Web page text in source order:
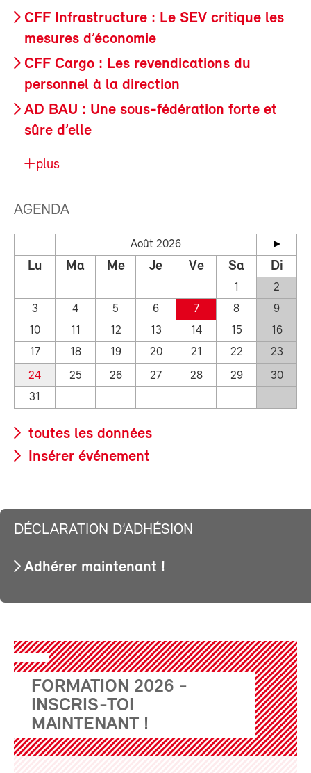
CFF Infrastructure : Le SEV critique les
mesures d’économie
CFF Cargo : Les revendications du
personnel à la direction
AD BAU : Une sous-fédération forte et
sûre d’elle
plus
AGENDA
Août 2026
Lu Ma Me Je Ve Sa Di
1
2
3
4 5 6 7 8
9
10
11 12 13 14 15
16
17
18 19 20 21 22
23
24
25 26 27 28 29
30
31
toutes les données
Insérer événement
DÉCLARATION D’ADHÉSION
Adhérer maintenant !
FORMATION 2026 -
INSCRIS-TOI
MAINTENANT !